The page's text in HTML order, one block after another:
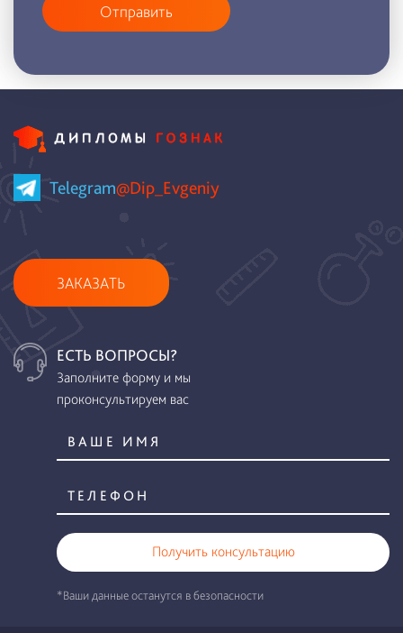
Отправить
Telegram@Dip_Evgeniy
ЗАКАЗАТЬ
ЕСТЬ ВОПРОСЫ?
Заполните форму и мы
проконсультируем вас
Получить консультацию
*Ваши данные останутся в безопасности